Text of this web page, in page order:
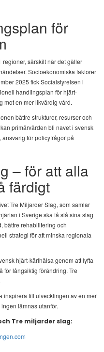
för
särskilt när det gäller
Socioekonomiska faktorer
2025 fick Socialstyrelsen i
handlingsplan för hjärt-
mot en mer likvärdig vård.
bättre strukturer, resurser och
primärvården bli navet i svensk
för policyfrågor på
– för att alla
färdigt
Tre Miljarder Slag, som samlar
i Sverige ska få slå sina slag
bättre rehabilitering och
strategi för att minska regionala
hjärt-kärlhälsa genom att lyfta
för långsiktig förändring. Tre
inspirera till utvecklingen av en mer
lämnas utanför.
Tre miljarder slag: